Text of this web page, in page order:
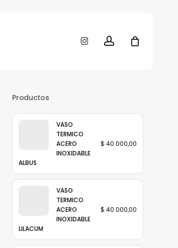
account
instagram
Productos
VASO
TERMICO
ACERO
INOXIDABLE
ALBUS
$ 40.000,00
VASO
TERMICO
ACERO
INOXIDABLE
LILACUM
$ 40.000,00